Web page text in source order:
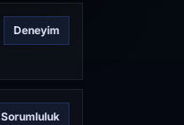
Deneyim
Sorumluluk